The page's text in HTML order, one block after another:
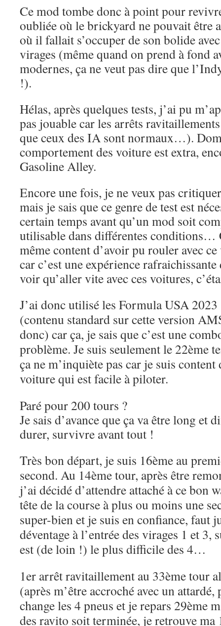
Ce mod tombe donc à point pour
oubliée où le brickyard ne pouvait être
où il fallait s’occuper de son bolide
virages (même quand on prend à fond
modernes, ça ne veut pas dire que
!).
Hélas, après quelques tests, j’ai pu
pas jouable car les arrêts
que ceux des IA sont normaux…).
comportement des voiture est extra,
Gasoline Alley.
Encore une fois, je ne veux pas
mais je sais que ce genre de test est
certain temps avant qu’un mod soit
utilisable dans différentes conditions…
même content d’avoir pu rouler avec
car c’est une expérience
voir qu’aller vite avec ces voitures,
J’ai donc utilisé les Formula USA
(contenu standard sur cette version
donc) car ça, je sais que c’est une
problème. Je suis seulement le 22ème
ça ne m’inquiète pas car je suis content
voiture qui est facile à piloter.
Paré pour 200 tours ?
Je sais d’avance que ça va être long et
durer, survivre avant tout !
Très bon départ, je suis 16ème au
second. Au 14ème tour, après être
j’ai décidé d’attendre attaché à ce bon
tête de la course à plus ou moins une
super-bien et je suis en confiance, faut
déventage à l’entrée des virages 1 et
est (de loin !) le plus difficile des 4…
1er arrêt ravitaillement au 33ème tour
(après m’être accroché avec un attardé,
change les 4 pneus et je repars 29ème
des ravito soit terminée, je retrouve ma